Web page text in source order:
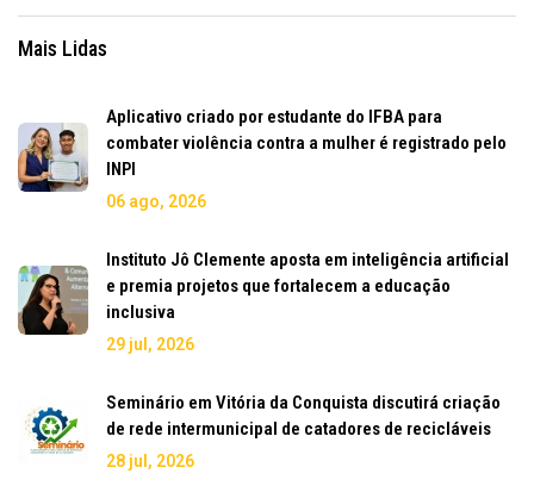
Mais Lidas
Aplicativo criado por estudante do IFBA para
combater violência contra a mulher é registrado pelo
INPI
06 ago, 2026
Instituto Jô Clemente aposta em inteligência artificial
e premia projetos que fortalecem a educação
inclusiva
29 jul, 2026
Seminário em Vitória da Conquista discutirá criação
de rede intermunicipal de catadores de recicláveis
28 jul, 2026